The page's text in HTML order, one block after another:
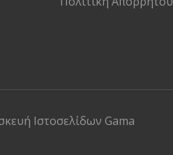
Ιστοσελίδων Gama